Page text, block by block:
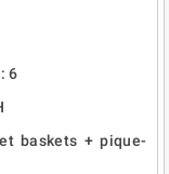
6
baskets + pique-